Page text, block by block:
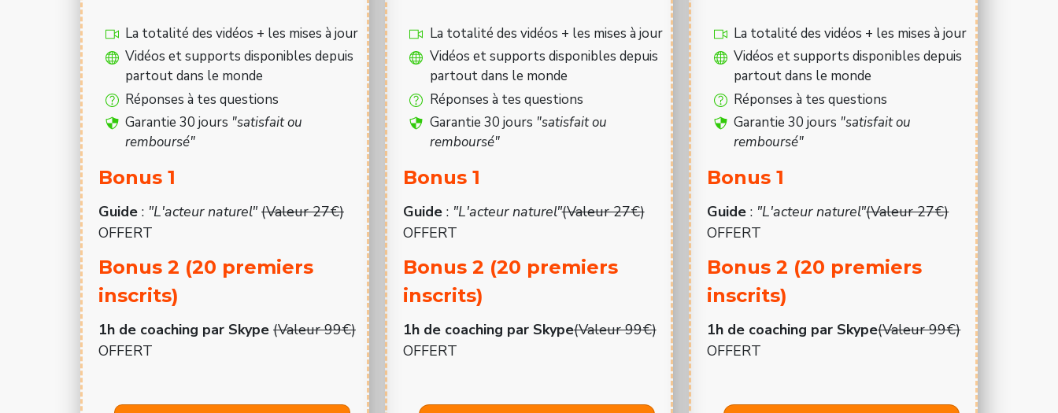
La totalité des vidéos + les mises à jour
Vidéos et supports disponibles depuis
partout dans le monde
Réponses à tes questions
Garantie 30 jours "satisfait ou
remboursé"
Bonus 1
Guide : "L'acteur naturel" (Valeur 27€)
OFFERT
Bonus 2 (20 premiers
inscrits)
1h de coaching par Skype (Valeur 99€)
OFFERT
La totalité des vidéos + les mises à jour
Vidéos et supports disponibles depuis
partout dans le monde
Réponses à tes questions
Garantie 30 jours "satisfait ou
remboursé"
Bonus 1
Guide : "L'acteur naturel"(Valeur 27€)
OFFERT
Bonus 2 (20 premiers
inscrits)
1h de coaching par Skype(Valeur 99€)
OFFERT
La totalité des vidéos + les mises à jour
Vidéos et supports disponibles depuis
partout dans le monde
Réponses à tes questions
Garantie 30 jours "satisfait ou
remboursé"
Bonus 1
Guide: "L'acteur naturel"(Valeur 27€)
OFFERT
Bonus 2 (20 premiers
inscrits)
1h de coaching par Skype(Valeur 99€)
OFFERT